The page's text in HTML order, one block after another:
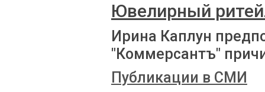
Ювелирный
Ирина Каплун
"Коммерсантъ"
Публикации в СМИ